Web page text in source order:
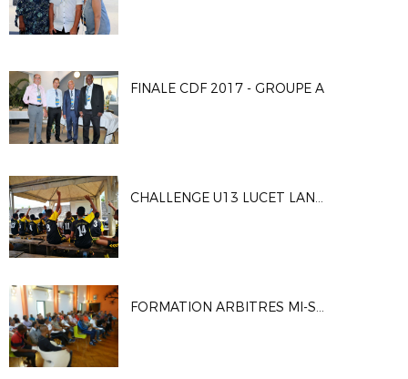
FINALE CDF 2017 - GROUPE A
CHALLENGE U13 LUCET LANGENIER FCBSS
FORMATION ARBITRES MI-SAISON (3 ET 5 OCTOBRE 2017)